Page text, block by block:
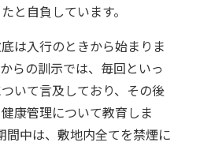
と自負しています。
は入行のときから始まりま
らの訓示では、毎回といっ
いて言及しており、その後
康管理について教育しま
間中は、敷地内全てを禁煙に